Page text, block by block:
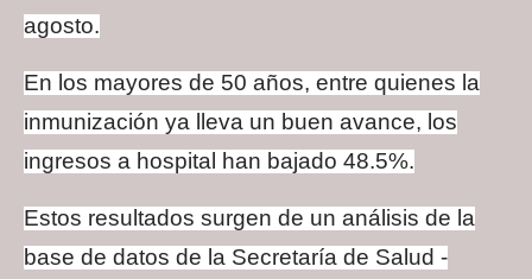
agosto.
En los mayores de 50 años, entre quienes la
inmunización ya lleva un buen avance, los
ingresos a hospital han bajado 48.5%.
Estos resultados surgen de un análisis de la
base de datos de la Secretaría de Salud -